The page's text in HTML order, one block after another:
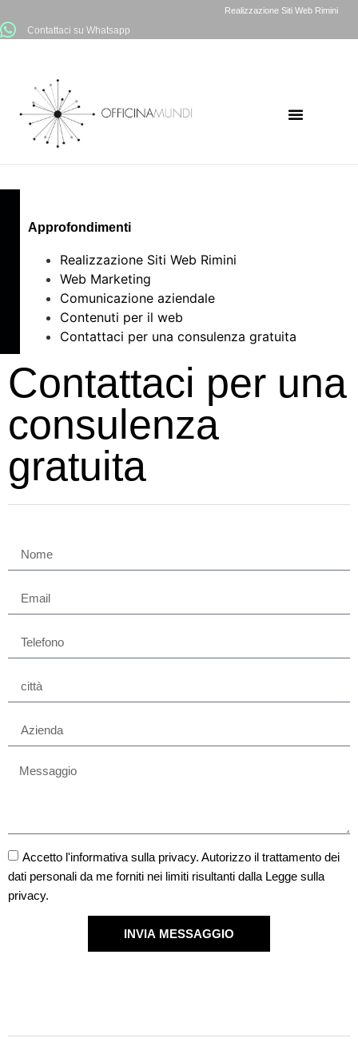
Realizzazione Siti Web Rimini
Contattaci su Whatsapp
Approfondimenti
Realizzazione Siti Web Rimini
Web Marketing
Comunicazione aziendale
Contenuti per il web
Contattaci per una consulenza gratuita
Contattaci per una
consulenza
gratuita
Accetto l'informativa sulla privacy. Autorizzo il trattamento dei
dati personali da me forniti nei limiti risultanti dalla Legge sulla
privacy.
INVIA MESSAGGIO